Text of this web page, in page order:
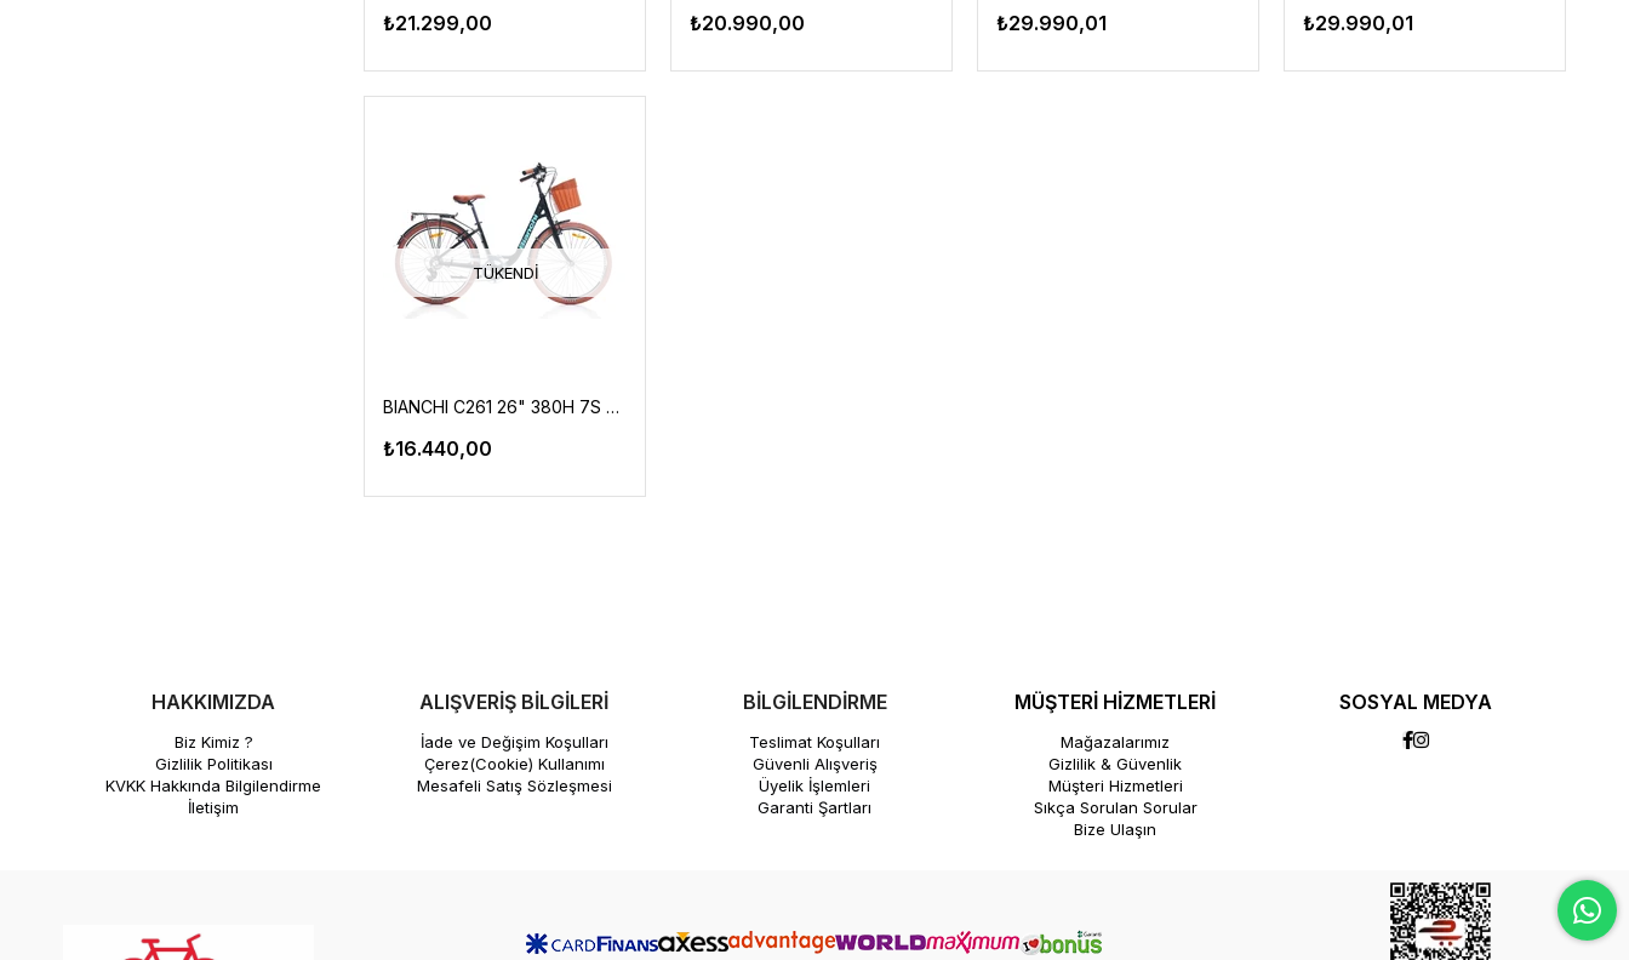
₺21.299,00 ₺20.990,00 ₺29.990,01 ₺29.990,01
TÜKENDI
BIANCHI C261 26" 380H 7S VB SİYAH
₺16.440,00
HAKKIMIZDA
Biz Kimiz ?
Gizlilik Politikası
KVKK Hakkında Bilgilendirme
İletişim
ALIŞVERİŞ BİLGİLERİ
İade ve Değişim Koşulları
Çerez(Cookie) Kullanımı
Mesafeli Satış Sözleşmesi
BİLGİLENDİRME
Teslimat Koşulları
Güvenli Alışveriş
Üyelik İşlemleri
Garanti Şartları
MÜŞTERİ HİZMETLERİ
Mağazalarımız
Gizlilik & Güvenlik
Müşteri Hizmetleri
Sıkça Sorulan Sorular
Bize Ulaşın
SOSYAL MEDYA